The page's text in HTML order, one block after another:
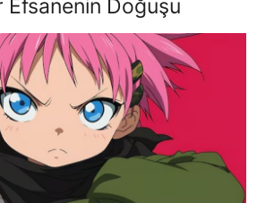
Doğuşu